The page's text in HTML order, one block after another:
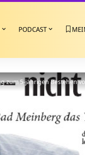
PODCAST
zum 5-jährigen Bestehen